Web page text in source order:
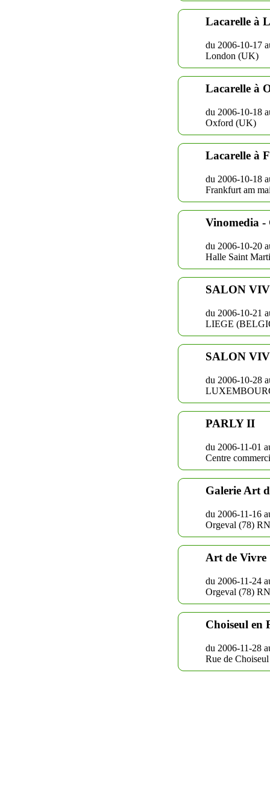
Lacarelle à
du 2006-10-17
London (UK)
Lacarelle à
du 2006-10-18
Oxford (UK)
Lacarelle à
du 2006-10-18
Frankfurt am
Vinomedia -
du 2006-10-20
Halle Saint
SALON
du 2006-10-21
LIEGE
SALON
du 2006-10-28
PARLY II
du 2006-11-01
Centre
Galerie Art
du 2006-11-16
Orgeval (78)
Art de Vivre
du 2006-11-24
Orgeval (78)
Choiseul en
du 2006-11-28
Rue de